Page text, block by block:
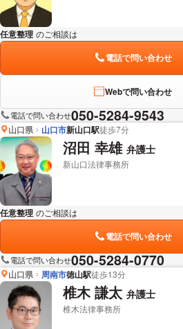
任意整理 のご相談は
電話で問い合わせ
Webで問い合わせ
電話で問い合わせ050-5284-9543
山口県 山口市新山口駅徒歩7分
沼田 幸雄 弁護士
新山口法律事務所
任意整理 のご相談は
電話で問い合わせ
電話で問い合わせ050-5284-0770
山口県 周南市徳山駅徒歩13分
椎木 謙太 弁護士
椎木法律事務所